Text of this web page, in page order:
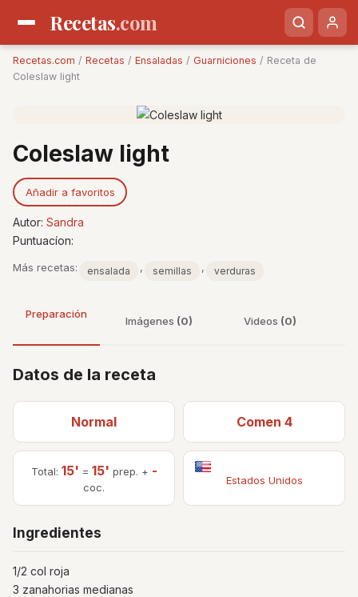
Recetas.com
Recetas.com / Recetas / Ensaladas / Guarniciones / Receta de
Coleslaw light
Coleslaw light
Añadir a favoritos
Autor: Sandra
Puntuacíon:
Más recetas: ensalada , semillas , verduras
Preparación
Imágenes (0) Videos (0)
Datos de la receta
Normal Comen 4
Total: 15' = 15' prep. + -
coc.
Estados Unidos
Ingredientes
1/2 col roja
3 zanahorias medianas